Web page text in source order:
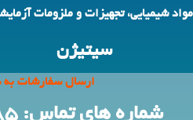
مواد شیمیایی، تجهیزات و ملزومات
سیتیژن
ارسال سفارشات به